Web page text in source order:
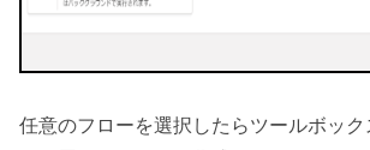
任意のフローを選択したらツールボッ